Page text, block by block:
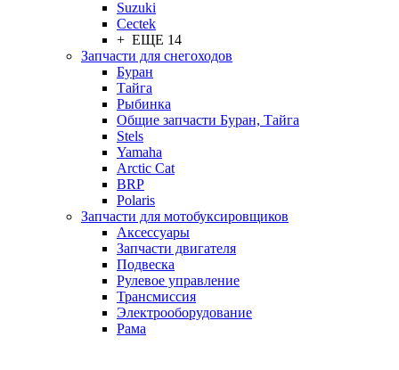
Suzuki
Cectek
+ ЕЩЕ 14
Запчасти для снегоходов
Буран
Тайга
Рыбинка
Общие запчасти Буран, Тайга
Stels
Yamaha
Arctic Cat
BRP
Polaris
Запчасти для мотобуксировщиков
Аксессуары
Запчасти двигателя
Подвеска
Рулевое управление
Трансмиссия
Электрооборудование
Рама